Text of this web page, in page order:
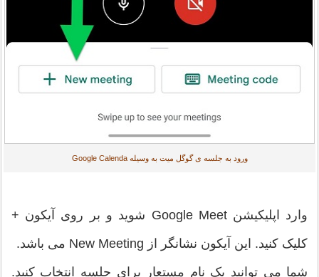
ورود به جلسه ی گوگل میت به وسیله Google Calenda
وارد اپلیکیشن Google Meet شوید و بر روی آیکون +
کلیک کنید. این آیکون نشانگر از New Meeting می باشد.
شما می توانید یک نام مستعار برای جلسه انتخاب کنید.